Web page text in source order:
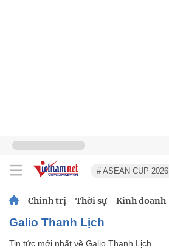
# ASEAN CUP 2026
Chính trị Thời sự Kinh doanh
Galio Thanh Lịch
Tin tức mới nhất về Galio Thanh Lịch